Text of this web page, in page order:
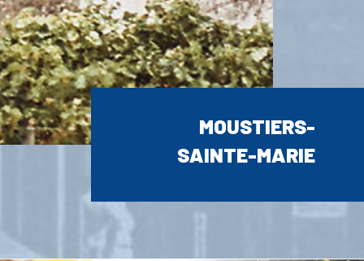
MOUSTIERS-
SAINTE-MARIE